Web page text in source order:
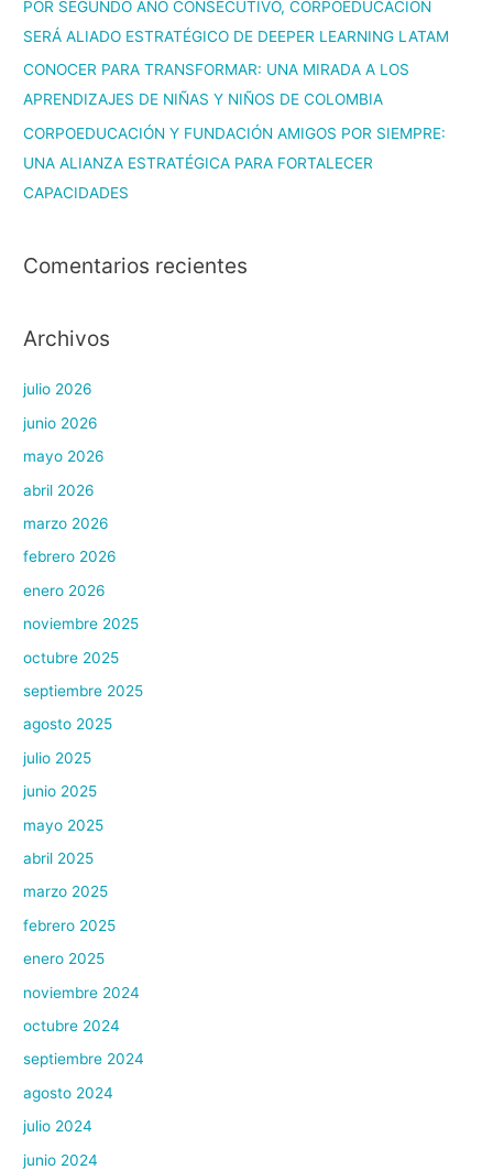
POR SEGUNDO AÑO CONSECUTIVO, CORPOEDUCACIÓN
SERÁ ALIADO ESTRATÉGICO DE DEEPER LEARNING LATAM
CONOCER PARA TRANSFORMAR: UNA MIRADA A LOS
APRENDIZAJES DE NIÑAS Y NIÑOS DE COLOMBIA
CORPOEDUCACIÓN Y FUNDACIÓN AMIGOS POR SIEMPRE:
UNA ALIANZA ESTRATÉGICA PARA FORTALECER
CAPACIDADES
Comentarios recientes
Archivos
julio 2026
junio 2026
mayo 2026
abril 2026
marzo 2026
febrero 2026
enero 2026
noviembre 2025
octubre 2025
septiembre 2025
agosto 2025
julio 2025
junio 2025
mayo 2025
abril 2025
marzo 2025
febrero 2025
enero 2025
noviembre 2024
octubre 2024
septiembre 2024
agosto 2024
julio 2024
junio 2024